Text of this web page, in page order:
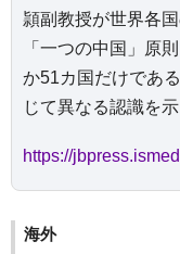
頴副教授が世界各
「一つの中国」原
か51カ国だけであ
じて異なる認識を
https://
海外